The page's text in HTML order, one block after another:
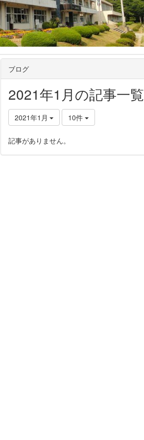
ブログ
2021年1月の記事一覧
2021年1月 10件
記事がありません。